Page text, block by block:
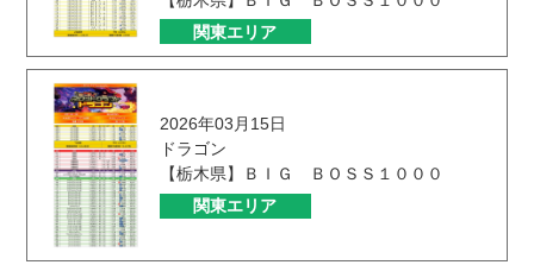
関東エリア
2026年03月15日
ドラゴン
【栃木県】ＢＩＧ ＢＯＳＳ１０００
関東エリア